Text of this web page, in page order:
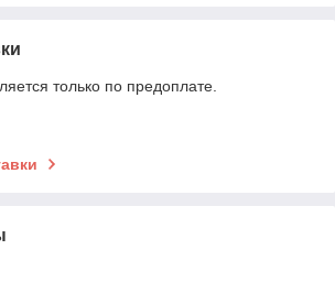
только по предоплате.